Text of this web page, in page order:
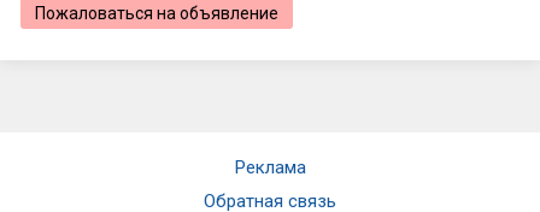
Пожаловаться на объявление
Реклама
Обратная связь